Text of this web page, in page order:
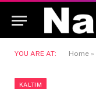
YOU ARE AT: Home »
KALTIM